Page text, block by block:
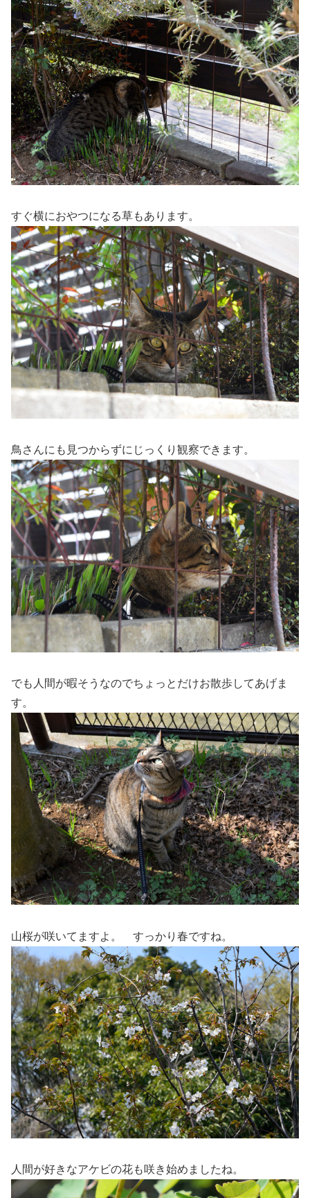
すぐ横におやつになる草もあります。
鳥さんにも見つからずにじっくり観察できます。
でも人間が暇そうなのでちょっとだけお散歩してあげま
す。
山桜が咲いてますよ。 すっかり春ですね。
人間が好きなアケビの花も咲き始めましたね。